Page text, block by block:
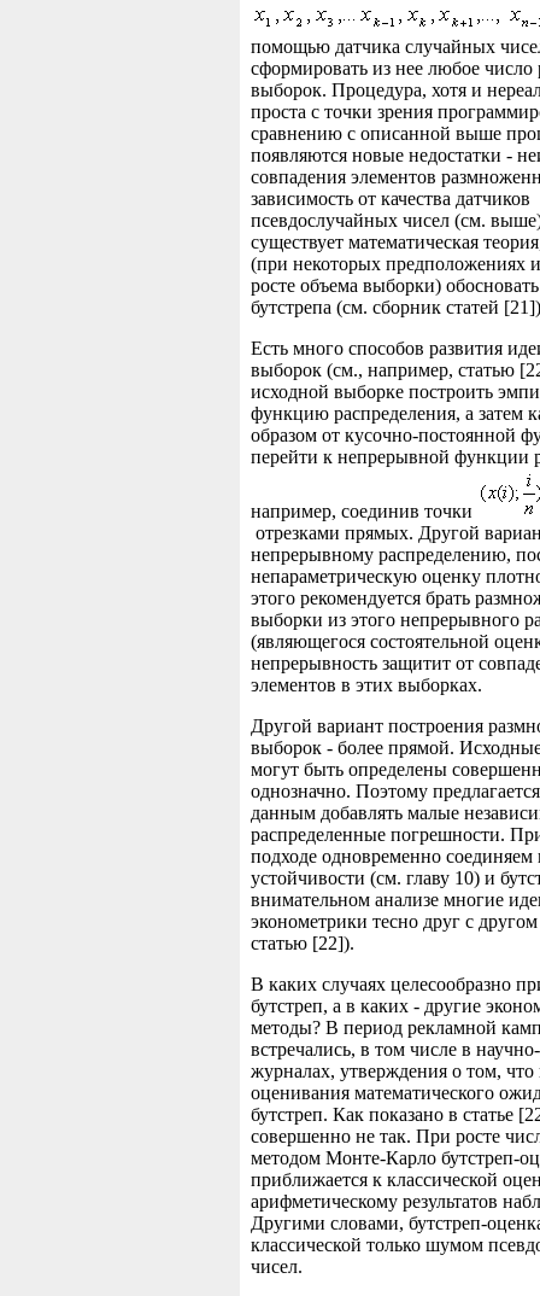
помощью датчика случайных
сформировать из нее любое
выборок. Процедура, хотя и
проста с точки зрения
сравнению с описанной выше
появляются новые недостатки -
совпадения элементов
зависимость от качества датчиков
псевдослучайных чисел (см.
существует математическая
(при некоторых предположениях
росте объема выборки)
бутстрепа (см. сборник статей
Есть много способов развития
выборок (см., например, статью
исходной выборке построить
функцию распределения, а затем
образом от кусочно-постоянной
перейти к непрерывной функции
например, соединив точки
отрезками прямых. Другой
непрерывному распределению,
непараметрическую оценку
этого рекомендуется брать
выборки из этого непрерывного
(являющегося состоятельной
непрерывность защитит от
элементов в этих выборках.
Другой вариант построения
выборок - более прямой.
могут быть определены
однозначно. Поэтому
данным добавлять малые
распределенные погрешности.
подходе одновременно соединяем
устойчивости (см. главу 10) и
внимательном анализе многие
эконометрики тесно друг с
статью [22]).
В каких случаях целесообразно
бутстреп, а в каких - другие
методы? В период рекламной
встречались, в том числе в
журналах, утверждения о том, что
оценивания математического
бутстреп. Как показано в статье
совершенно не так. При росте
методом Монте-Карло бутстреп-
приближается к классической
арифметическому результатов
Другими словами, бутстреп-
классической только шумом
чисел.